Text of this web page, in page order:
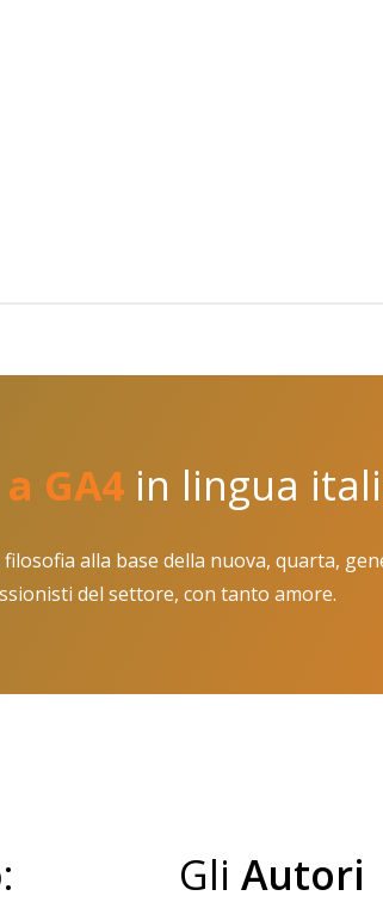
GA4in lingua
alla base della nuova, quarta,
del settore, con tanto amore.
Gli Autori